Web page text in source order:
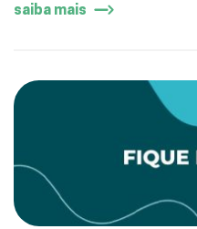
saiba mais